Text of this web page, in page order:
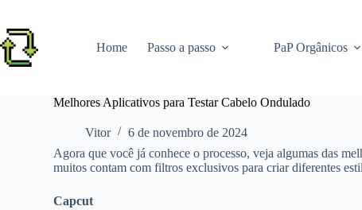
conteúdo
Home Passo a passo PaP Orgânicos
Melhores Aplicativos para Testar Cabelo Ondulado
Vitor
6 de novembro de 2024
Agora que você já conhece o processo, veja algumas das
muitos contam com filtros exclusivos para criar diferentes
Capcut